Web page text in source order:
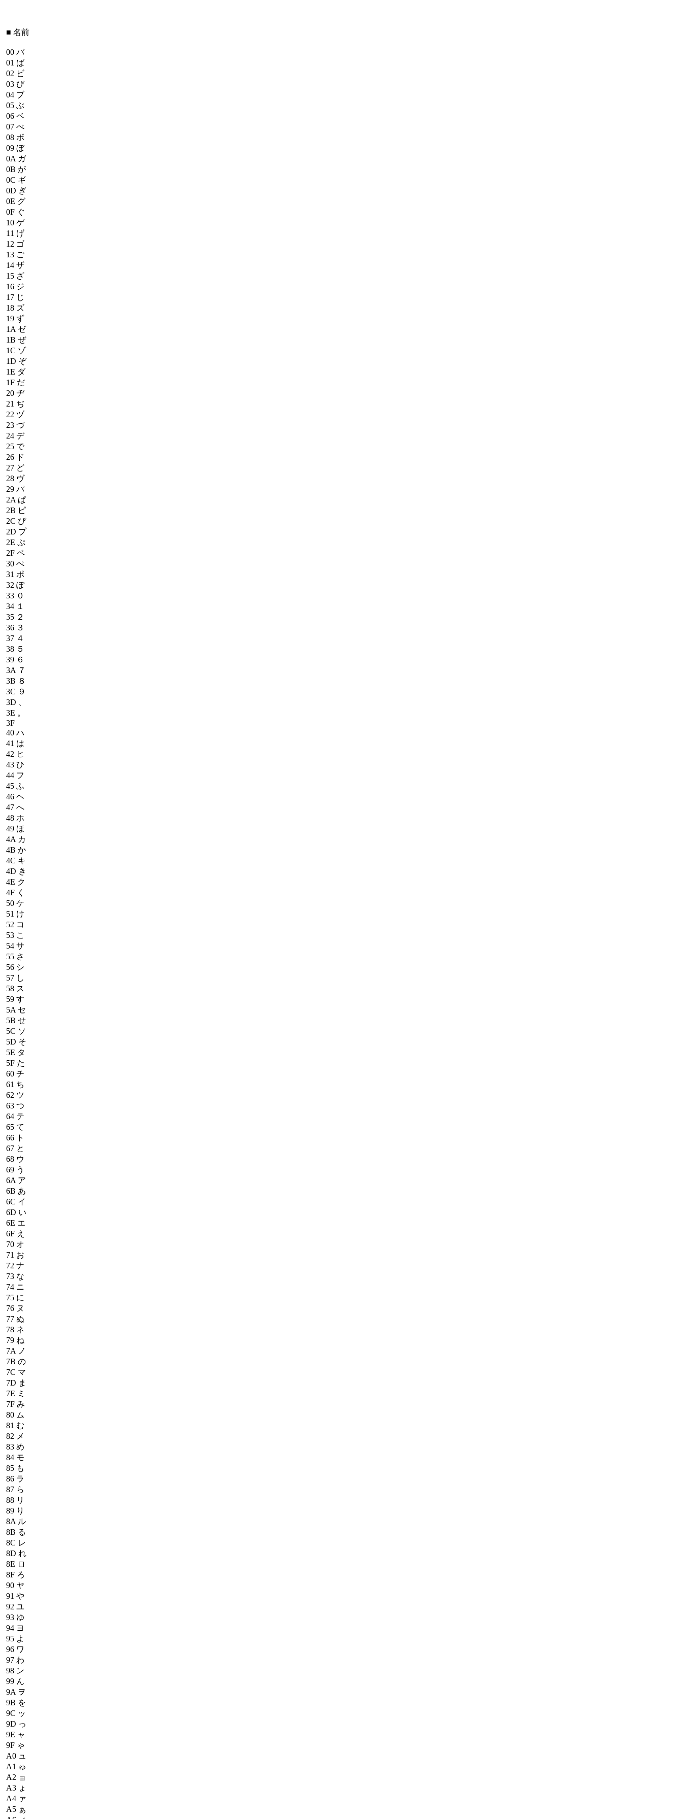
■ 名前
00 バ
01 ば
02 ビ
03 び
04 ブ
05 ぶ
06 ベ
07 べ
08 ボ
09 ぼ
0A ガ
0B が
0C ギ
0D ぎ
0E グ
0F ぐ
10 ゲ
11 げ
12 ゴ
13 ご
14 ザ
15 ざ
16 ジ
17 じ
18 ズ
19 ず
1A ゼ
1B ぜ
1C ゾ
1D ぞ
1E ダ
1F だ
20 ヂ
21 ぢ
22 ヅ
23 づ
24 デ
25 で
26 ド
27 ど
28 ヴ
29 パ
2A ぱ
2B ピ
2C ぴ
2D プ
2E ぷ
2F ペ
30 ぺ
31 ポ
32 ぽ
33 ０
34 １
35 ２
36 ３
37 ４
38 ５
39 ６
3A ７
3B ８
3C ９
3D
3E 。
3F
40 ハ
41 は
42 ヒ
43 ひ
44 フ
45 ふ
46 ヘ
47 へ
48 ホ
49 ほ
4A カ
4B か
4C キ
4D き
4E ク
4F く
50 ケ
51 け
52 コ
53 こ
54 サ
55 さ
56 シ
57 し
58 ス
59 す
5A セ
5B せ
5C ソ
5D そ
5E タ
5F た
60 チ
61 ち
62 ツ
63 つ
64 テ
65 て
66 ト
67 と
68 ウ
69 う
6A ア
6B あ
6C イ
6D い
6E エ
6F え
70 オ
71 お
72 ナ
73 な
74 ニ
75 に
76 ヌ
77 ぬ
78 ネ
79 ね
7A ノ
7B の
7C マ
7D ま
7E ミ
7F み
80 ム
81 む
82 メ
83 め
84 モ
85 も
86 ラ
87 ら
88 リ
89 り
8A ル
8B る
8C レ
8D れ
8E ロ
8F ろ
90 ヤ
91 や
92 ユ
93 ゆ
94 ヨ
95 よ
96 ワ
97 わ
98 ン
99 ん
9A ヲ
9B を
9C ッ
9D っ
9E ャ
9F ゃ
A0 ュ
A1 ゅ
A2 ョ
A3 ょ
A4 ァ
A5 ぁ